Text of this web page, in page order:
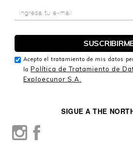
SIGUE A THE
Acepto el tratamiento de mis datos
la Política de Tratamiento de
Exploecunor S.A.